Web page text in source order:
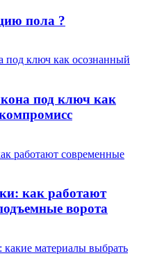
пола ?
под ключ как
как работают
ворота